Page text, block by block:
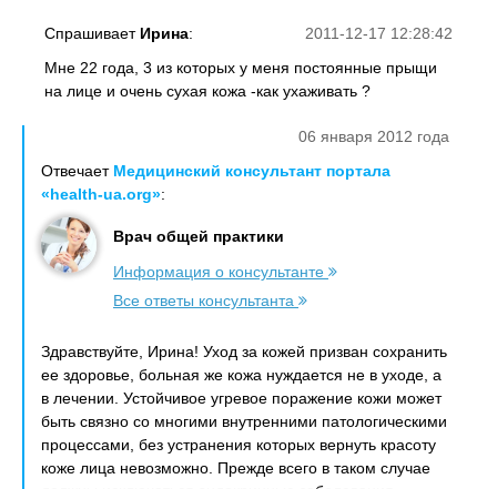
2011-12-17 12:28:42
Спрашивает Ирина:
Мне 22 года, 3 из которых у мeня постоянные прыщи
на лице и очень сухая кожа -как ухаживать ?
06 января 2012 года
Отвечает Медицинский консультант портала
«health-ua.org»:
Врач общей практики
Информация о консультанте
Все ответы консультанта
Здравствуйте, Ирина! Уход за кожей призван сохранить
ее здоровье, больная же кожа нуждается не в уходе, а
в лечении. Устойчивое угревое поражение кожи может
быть связно со многими внутренними патологическими
процессами, без устранения которых вернуть красоту
коже лица невозможно. Прежде всего в таком случае